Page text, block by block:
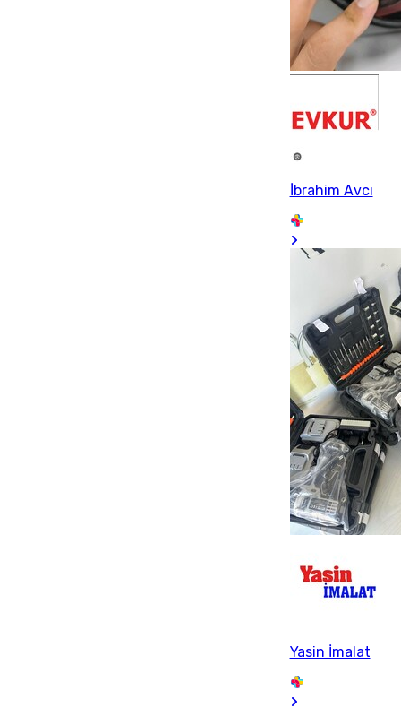
İbrahim Avcı
Yasin İmalat